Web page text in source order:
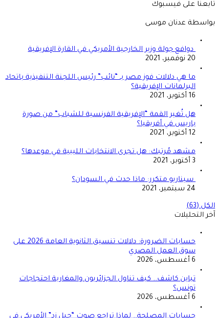
تابعنا على فيسبوك
بواسطة عدنان موسى
دوافع جولة وزير الخارجية الأمريكي في القارة الإفريقية
20 نوفمبر، 2021
ما هي دلالات فوز مصر بـ “نائب” رئيس اللجنة التنفيذية باتحاد
البرلمانات الإفريقية؟
16 أكتوبر، 2021
هل تُغير القمة “الإفريقية الفرنسية للشباب” من صورة
باريس في أفريقيا؟
12 أكتوبر، 2021
مشهد مُرتبك: هل تجرى الانتخابات الليبية في موعدها؟
3 أكتوبر، 2021
سيناريو متكرر: ماذا حدث في السودان؟
24 سبتمبر، 2021
الكل (63)
آخر التحليلات
حسابات الضرورة: دلالات تنسيق الثانوية العامة 2026 على
سوق العمل المصري
6 أغسطس، 2026
تباين كاشف.. كيف تناول الجزائريون والمغاربة احتجاجات
تونس؟
6 أغسطس، 2026